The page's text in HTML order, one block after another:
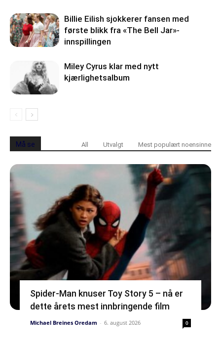
Billie Eilish sjokkerer fansen med
første blikk fra «The Bell Jar»-
innspillingen
Miley Cyrus klar med nytt
kjærlighetsalbum
Må se All Utvalgt Mest populært noensinne
Spider-Man knuser Toy Story 5 – nå er
dette årets mest innbringende film
Michael Breines Oredam - 6. august 2026 0